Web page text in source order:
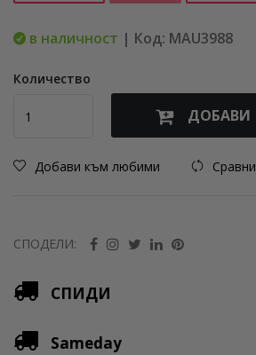
в наличност | Код: MAU3988
Количество
ДОБАВИ
Добави към любими Сравни
СПОДЕЛИ:
СПИДИ
Sameday